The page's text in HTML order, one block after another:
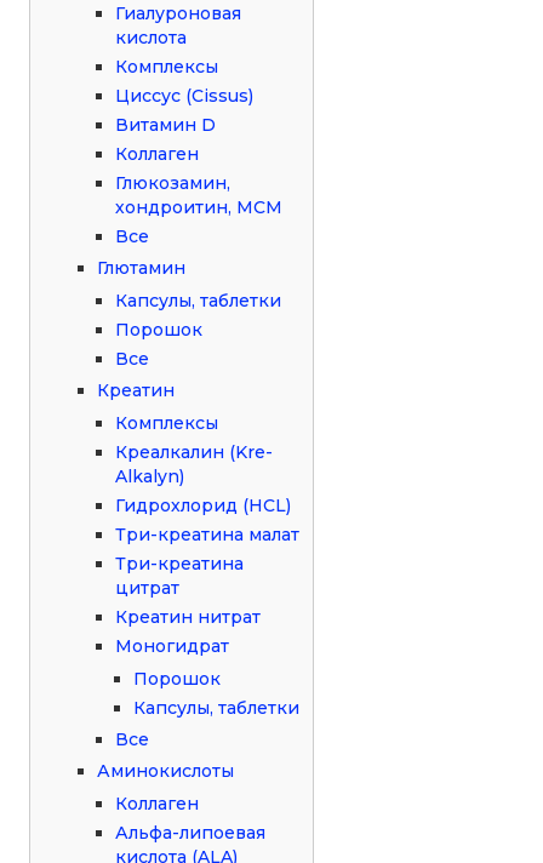
Гиалуроновая
кислота
Комплексы
Циссус (Cissus)
Витамин D
Коллаген
Глюкозамин,
хондроитин, МСМ
Все
Глютамин
Капсулы, таблетки
Порошок
Все
Креатин
Комплексы
Креалкалин (Kre-
Alkalyn)
Гидрохлорид (HCL)
Три-креатина малат
Три-креатина
цитрат
Креатин нитрат
Моногидрат
Порошок
Капсулы, таблетки
Все
Аминокислоты
Коллаген
Альфа-липоевая
кислота (ALA)